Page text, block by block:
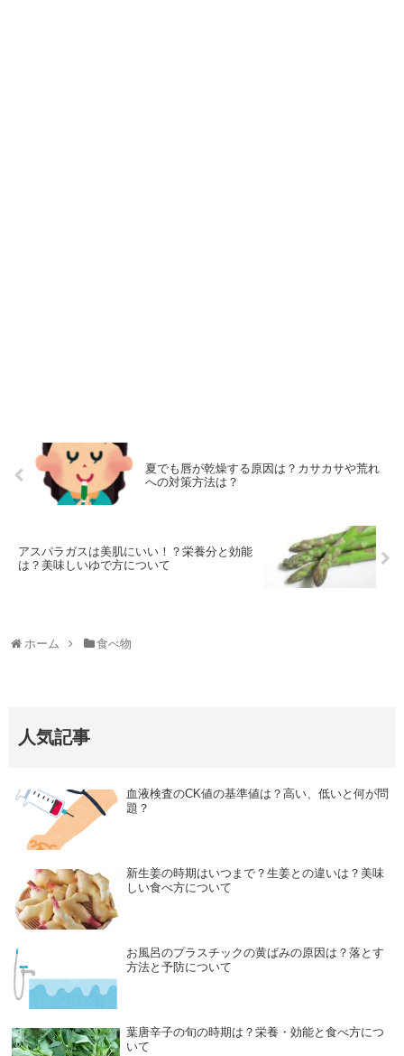
夏でも唇が乾燥する原因は？カサカサや荒れ
への対策方法は？
アスパラガスは美肌にいい！？栄養分と効能
は？美味しいゆで方について
ホーム 食べ物
人気記事
血液検査のCK値の基準値は？高い、低いと何が問
題？
新生姜の時期はいつまで？生姜との違いは？美味
しい食べ方について
お風呂のプラスチックの黄ばみの原因は？落とす
方法と予防について
葉唐辛子の旬の時期は？栄養・効能と食べ方につ
いて